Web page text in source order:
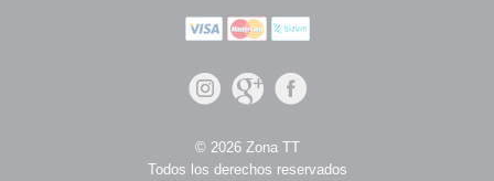
© 2026 Zona TT
Todos los derechos reservados